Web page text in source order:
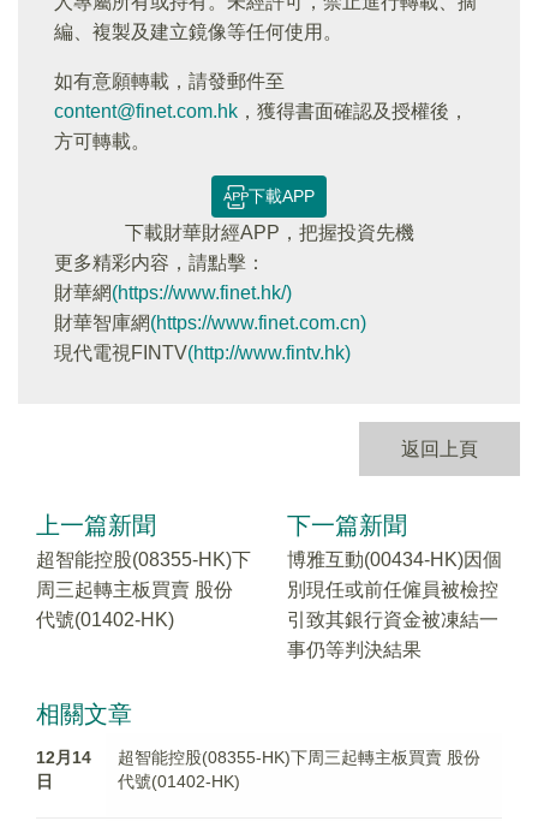
編、複製及建立鏡像等任何使用。
如有意願轉載，請發郵件至
content@finet.com.hk ，獲得書面確認及授權後，
方可轉載。
下載APP
下載財華財經APP，把握投資先機
更多精彩内容，請點擊：
財華網(https://www.finet.hk/)
財華智庫網(https://www.finet.com.cn)
現代電視FINTV(http://www.fintv.hk)
返回上頁
上一篇新聞
超智能控股(08355-HK)下
周三起轉主板買賣 股份
代號(01402-HK)
下一篇新聞
博雅互動(00434-HK)因個
別現任或前任僱員被檢控
引致其銀行資金被凍結一
事仍等判決結果
相關文章
12月14
日
超智能控股(08355-HK)下周三起轉主板買賣 股份
代號(01402-HK)